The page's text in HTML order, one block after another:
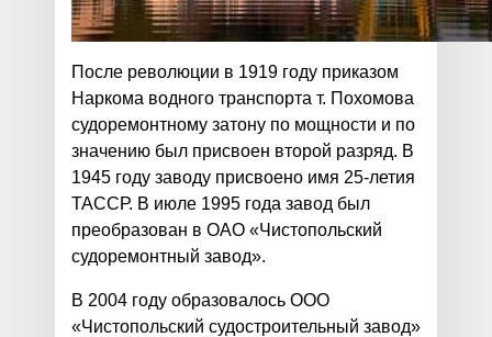
После революции в 1919 году приказом
Наркома водного транспорта т. Похомова
судоремонтному затону по мощности и по
значению был присвоен второй разряд. В
1945 году заводу присвоено имя 25-летия
ТАССР. В июле 1995 года завод был
преобразован в ОАО «Чистопольский
судоремонтный завод».
В 2004 году образовалось ООО
«Чистопольский судостроительный завод»